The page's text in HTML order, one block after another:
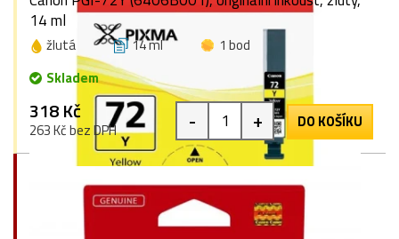
14 ml
žlutá 14 ml
1 bod
Skladem
318 Kč
263 Kč bez DPH - + DO KOŠÍKU